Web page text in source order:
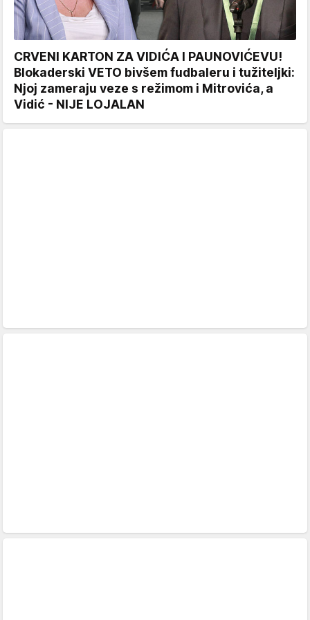
CRVENI KARTON ZA VIDIĆA I PAUNOVIĆEVU!
Blokaderski VETO bivšem fudbaleru i tužiteljki:
Njoj zameraju veze s režimom i Mitrovića, a
Vidić - NIJE LOJALAN